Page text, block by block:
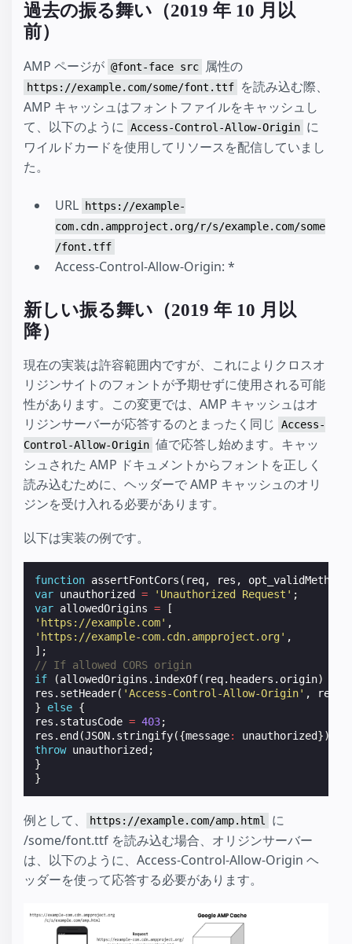
過去の振る舞い（2019 年 10 月以
前）
AMP ページが @font-face src 属性の
https://example.com/some/font.ttf
を読み込む際、
AMP キャッシュはフォントファイルをキャッシュし
て、以下のように Access-Control-Allow-Origin に
ワイルドカードを使用してリソースを配信していまし
た。
URL
https://example-
com.cdn.ampproject.org/r/s/example.com/some
/font.tff
Access-Control-Allow-Origin: *
新しい振る舞い（2019 年 10 月以
降）
現在の実装は許容範囲内ですが、これによりクロスオ
リジンサイトのフォントが予期せずに使用される可能
性があります。この変更では、AMP キャッシュはオ
リジンサーバーが応答するのとまったく同じ
Access-
Control-Allow-Origin 値で応答し始めます。キャッ
シュされた AMP ドキュメントからフォントを正しく
読み込むために、ヘッダーで AMP キャッシュのオリ
ジンを受け入れる必要があります。
以下は実装の例です。
function assertFontCors ( req, res , opt_validMethods
var unauthorized = 'Unauthorized Request' ;
var allowedOrigins =
[
'https://example.com' ,
'https://example-com.cdn.ampproject.org' ,
];
// If allowed CORS origin
if
(allowedOrigins . indexOf( req. headers . origin)
res . setHeader( 'Access-Control-Allow-Origin' , req
}
else {
res . statusCode = 403;
res . end (JSON. stringify({message: unauthorized}));
throw unauthorized ;
}
}
例として、 https://example.com/amp.html
に
/some/font.ttf を読み込む場合、オリジンサーバー
は、以下のように、Access-Control-Allow-Origin ヘ
ッダーを使って応答する必要があります。